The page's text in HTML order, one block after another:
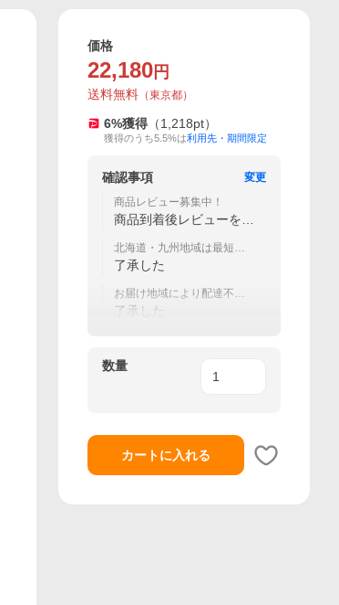
価格
22,180 円
送料無料 （東京都）
6%獲得 （1,218pt）
獲得のうち5.5%は利用先・期間限定
確認事項
変更
商品レビュー募集中！
商品到着後レビューをお
北海道・九州地域は最短配
送日＋1日以降をご指定下さ
い
了承した
お届け地域により配達不可
曜日や追加送料がかかる場
了承した
数量
カートに入れる